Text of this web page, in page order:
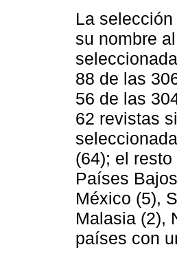
La
su nombre
88 de las
56 de las
62 revistas
(64); el
Países
México (5),
Malasia (2),
países con